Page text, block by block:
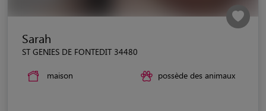
Sarah
ST GENIES DE FONTEDIT 34480
maison possède des animaux